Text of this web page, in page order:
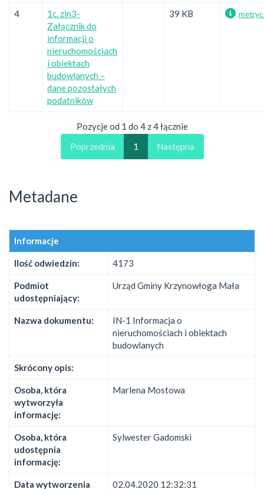
4
1c. zin3-
Załącznik do
informacji o
nieruchomościach
i obiektach
budowlanych –
dane pozostałych
podatników
39 KB
Pozycje od 1 do 4 z 4 łącznie
Poprzednia
1 Następna
Metadane
Informacje
Ilość odwiedzin: 4173
Podmiot
udostępniający:
Urząd Gminy Krzynowłoga Mała
Nazwa dokumentu:
IN-1 Informacja o
nieruchomościach i obiektach
budowlanych
Skrócony opis:
Osoba, która
wytworzyła
informację:
Marlena Mostowa
Osoba, która
udostępnia
informację:
Sylwester Gadomski
Data wytworzenia 02.04.2020 12:32:31